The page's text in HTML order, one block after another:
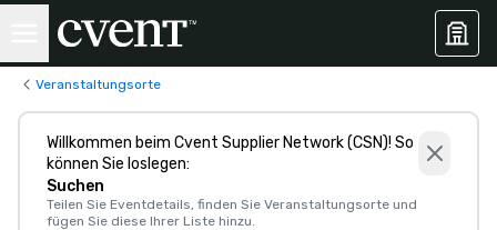
Veranstaltungsorte
Willkommen beim Cvent Supplier Network (CSN)! So
können Sie loslegen:
Suchen
Teilen Sie Eventdetails, finden Sie Veranstaltungsorte und
fügen Sie diese Ihrer Liste hinzu.